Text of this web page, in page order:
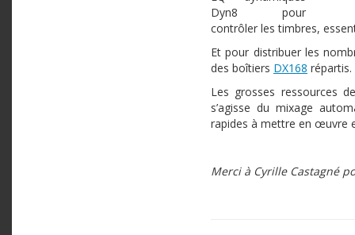
Dyn8 pour
contrôler les timbres,
Et pour distribuer les
des boîtiers DX168 répartis.
Les grosses ressources
s’agisse du mixage
rapides à mettre en œuvre
Merci à Cyrille Castagné